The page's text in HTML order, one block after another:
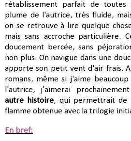
rétablissement parfait de toutes
plume de l'autrice, très fluide,
on se retrouve à lire quelque
mais sans accroche particulière.
doucement bercée, sans
non plus. On navigue dans une
apporte son petit vent d'air frais.
romans, même si j'aime
l'autrice, j'aimerai
autre histoire, qui permettrait de
flamme obtenue avec la trilogie
En bref: